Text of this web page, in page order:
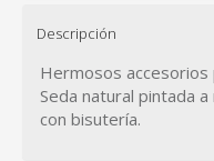
Descripción
Hermosos accesorios
Seda natural pintada
con bisutería.